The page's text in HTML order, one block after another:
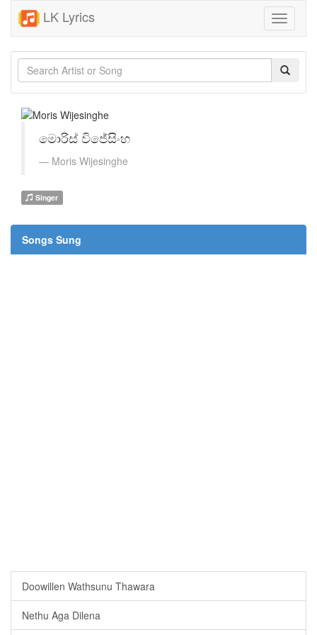
LK Lyrics
Toggle
මොරිස් විජේසිංහ
Moris Wijesinghe
Singer
Songs Sung
Doowillen Wathsunu Thawara
Nethu Aga Dilena